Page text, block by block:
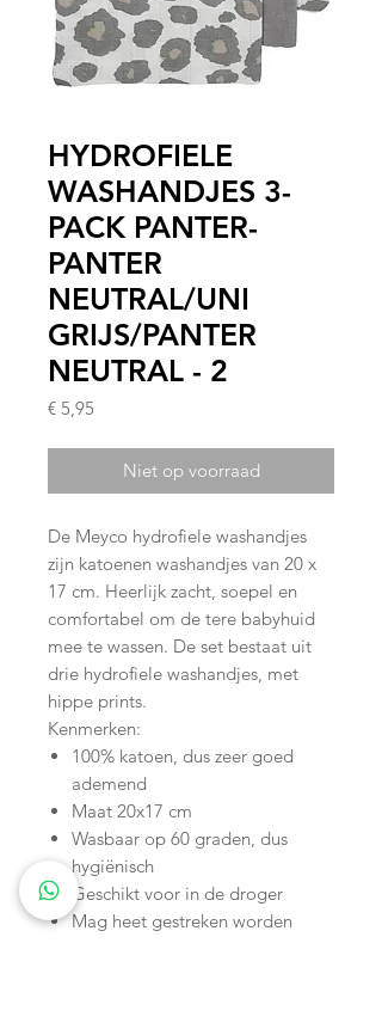
HYDROFIELE
WASHANDJES 3-
PACK PANTER-
PANTER
NEUTRAL/UNI
GRIJS/PANTER
NEUTRAL - 2
€ 5,95
Niet op voorraad
De Meyco hydrofiele washandjes
zijn katoenen washandjes van 20 x
17 cm. Heerlijk zacht, soepel en
comfortabel om de tere babyhuid
mee te wassen. De set bestaat uit
drie hydrofiele washandjes, met
hippe prints.
Kenmerken:
100% katoen, dus zeer goed
ademend
Maat 20x17 cm
Wasbaar op 60 graden, dus
hygiënisch
Geschikt voor in de droger
Mag heet gestreken worden